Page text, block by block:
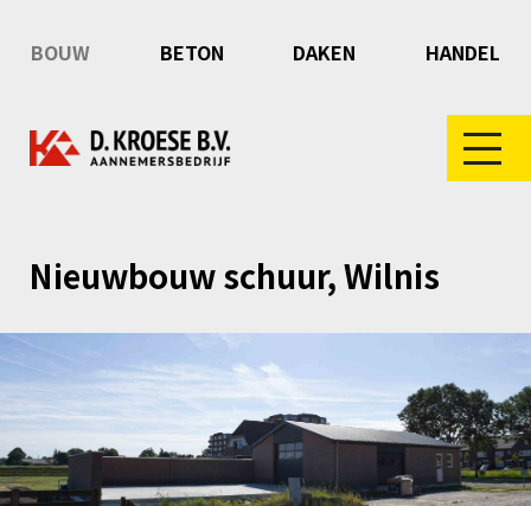
BOUW BETON DAKEN HANDEL
Nieuwbouw schuur, Wilnis